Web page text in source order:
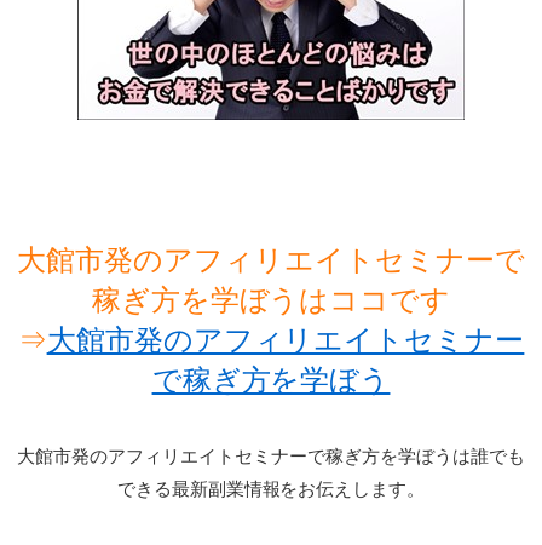
大館市発のアフィリエイトセミナーで
稼ぎ方を学ぼうはココです
⇒大館市発のアフィリエイトセミナー
で稼ぎ方を学ぼう
大館市発のアフィリエイトセミナーで稼ぎ方を学ぼうは誰でも
できる最新副業情報をお伝えします。